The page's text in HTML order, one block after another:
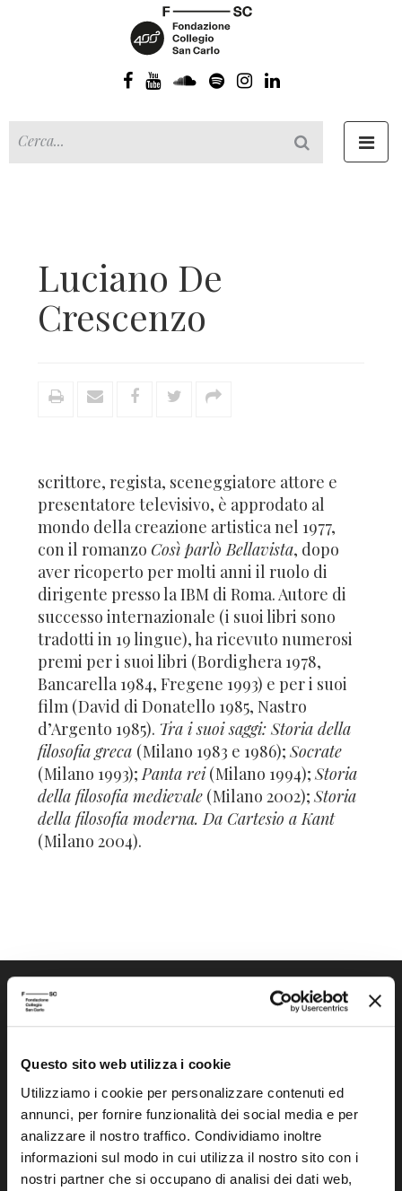
Questo sito web utilizza i cookie
Utilizziamo i cookie per personalizzare contenuti ed
annunci, per fornire funzionalità dei social media e per
analizzare il nostro traffico. Condividiamo inoltre
informazioni sul modo in cui utilizza il nostro sito con i
nostri partner che si occupano di analisi dei dati web,
Luciano De
Crescenzo
scrittore, regista, sceneggiatore attore e
presentatore televisivo, è approdato al
mondo della creazione artistica nel 1977,
con il romanzo Così parlò Bellavista, dopo
aver ricoperto per molti anni il ruolo di
dirigente presso la IBM di Roma. Autore di
successo internazionale (i suoi libri sono
tradotti in 19 lingue), ha ricevuto numerosi
premi per i suoi libri (Bordighera 1978,
Bancarella 1984, Fregene 1993) e per i suoi
film (David di Donatello 1985, Nastro
d’Argento 1985). Tra i suoi saggi: Storia della
filosofia greca (Milano 1983 e 1986);Socrate
(Milano 1993);Panta rei(Milano 1994);Storia
della filosofia medievale (Milano 2002);Storia
della filosofia moderna. Da Cartesio a Kant
(Milano 2004).
Fondazione Collegio San Carlo
Via San Carlo 5
41121 Modena (MO)
P.I. 00641060363